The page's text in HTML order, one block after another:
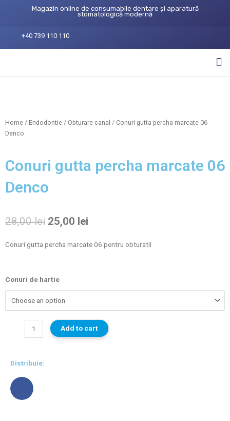
Magazin online de consumabile dentare și aparatură
stomatologică modernă
+40 739 110 110
Home / Endodontie / Obturare canal / Conuri gutta percha marcate 06
Denco
Conuri gutta percha marcate 06
Denco
28,00lei 25,00 lei
Conuri gutta percha marcate 06 pentru obturatii
Conuri de hartie
Add to cart
Distribuie: